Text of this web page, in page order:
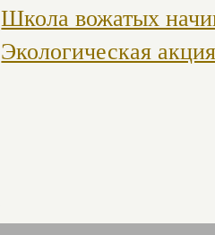
Школа вожатых
Экологическая